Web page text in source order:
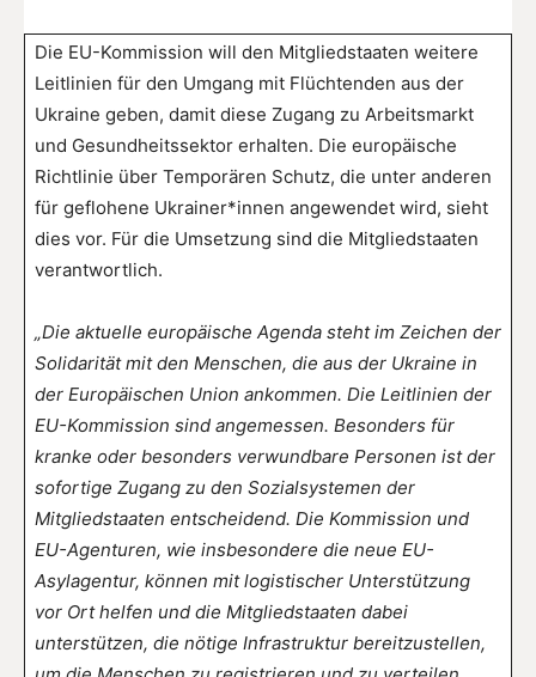
Die EU-Kommission will den Mitgliedstaaten weitere
Leitlinien für den Umgang mit Flüchtenden aus der
Ukraine geben, damit diese Zugang zu Arbeitsmarkt
und Gesundheitssektor erhalten. Die europäische
Richtlinie über Temporären Schutz, die unter anderen
für geflohene Ukrainer*innen angewendet wird, sieht
dies vor. Für die Umsetzung sind die Mitgliedstaaten
verantwortlich.
„Die aktuelle europäische Agenda steht im Zeichen der
Solidarität mit den Menschen, die aus der Ukraine in
der Europäischen Union ankommen. Die Leitlinien der
EU-Kommission sind angemessen. Besonders für
kranke oder besonders verwundbare Personen ist der
sofortige Zugang zu den Sozialsystemen der
Mitgliedstaaten entscheidend. Die Kommission und
EU-Agenturen, wie insbesondere die neue EU-
Asylagentur, können mit logistischer Unterstützung
vor Ort helfen und die Mitgliedstaaten dabei
unterstützen, die nötige Infrastruktur bereitzustellen,